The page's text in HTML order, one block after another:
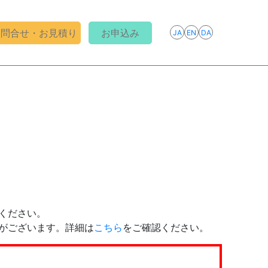
合せ・お見積り お申込み
ださい。
ございます。詳細はこちら をご確認ください。